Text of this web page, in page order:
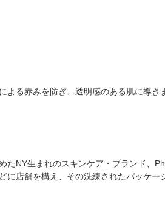
よる赤みを防ぎ、透明感のある肌に導き
たNY生まれのスキンケア・ブランド、
店舗を構え、その洗練されたパッケー